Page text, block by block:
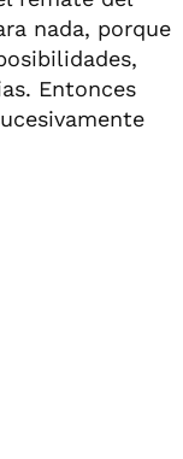
nada, porque
Entonces